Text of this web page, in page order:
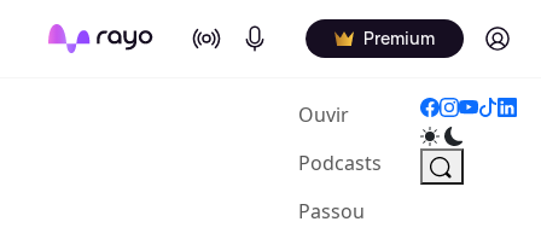
On Air Podcasts Premium Log in
Ouvir(current)
Podcasts
Passou